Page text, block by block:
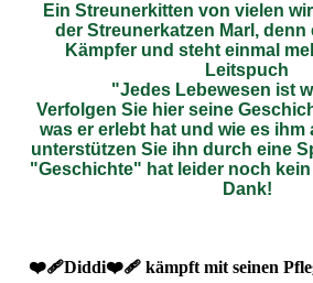
Ein Streunerkitten von vielen
der Streunerkatzen Marl, denn
Kämpfer und steht einmal
Leitspuch
"Jedes Lebewesen ist
Verfolgen Sie hier seine
was er erlebt hat und wie es ihm
unterstützen Sie ihn durch eine
"Geschichte" hat leider noch
Dank!
❤️‍🩹Diddi❤️‍🩹 kämpft mit seinen